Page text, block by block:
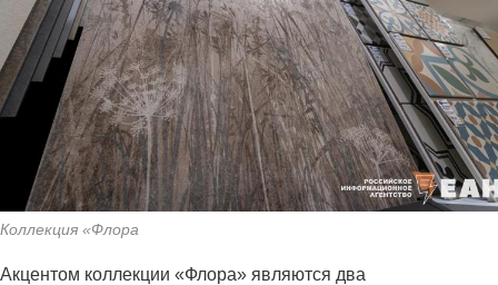
Коллекция «Флора
Акцентом коллекции «Флора» являются два